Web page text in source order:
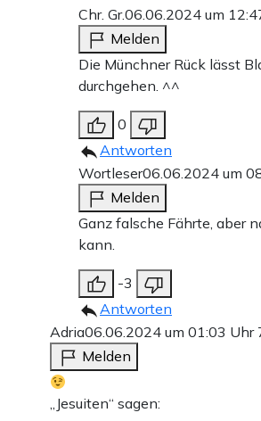
Chr. Gr.06.06.2024 um
Melden
Die Münchner Rück lässt
durchgehen. ^^
0
Antworten
Wortleser06.06.2024 um
Melden
Ganz falsche Fährte, aber
kann.
-3
Antworten
Adria06.06.2024 um 01:03 Uhr
Melden
„Jesuiten“ sagen: